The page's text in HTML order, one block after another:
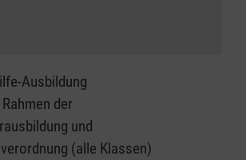
Ausbildung
der
und
(alle Klassen)